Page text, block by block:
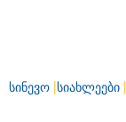
სინევო სიახლეები